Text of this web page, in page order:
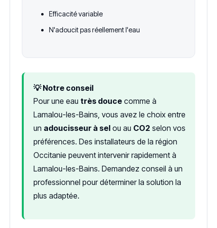
Efficacité variable
N'adoucit pas réellement l'eau
💡 Notre conseil
Pour une eau très douce comme à
Lamalou-les-Bains, vous avez le choix entre
un adoucisseur à sel ou au CO2 selon vos
préférences. Des installateurs de la région
Occitanie peuvent intervenir rapidement à
Lamalou-les-Bains. Demandez conseil à un
professionnel pour déterminer la solution la
plus adaptée.